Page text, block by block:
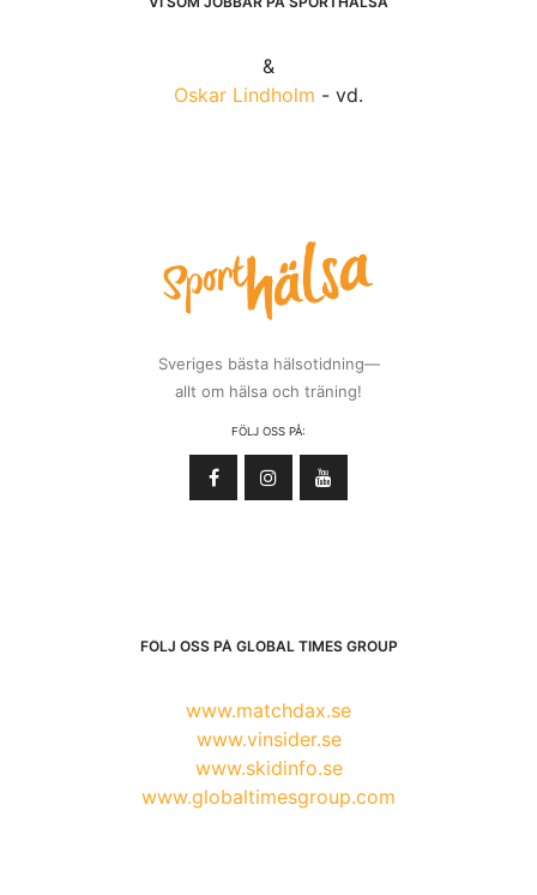
&
Oskar Lindholm - vd.
Sveriges bästa hälsotidning—
allt om hälsa och träning!
FÖLJ OSS PÅ:
FÖLJ OSS PÅ GLOBAL TIMES GROUP
www.matchdax.se
www.vinsider.se
www.skidinfo.se
www.globaltimesgroup.com